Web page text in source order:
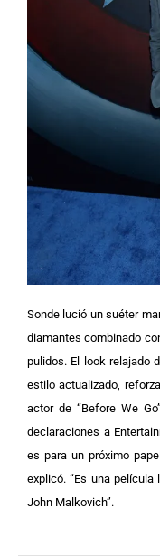
Sonde lució un suéter
diamantes combinado
pulidos. El look relajado
estilo actualizado,
actor de “Before We
declaraciones a
es para un próximo
explicó. “Es una película
John Malkovich”.